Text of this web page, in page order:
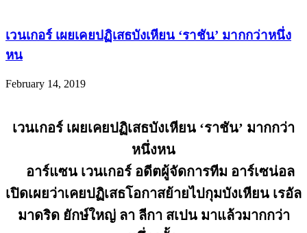
เวนเกอร์ เผยเคยปฏิเสธบังเหียน ‘ราชัน’ มากกว่าหนึ่ง
หน
February 14, 2019
เวนเกอร์ เผยเคยปฏิเสธบังเหียน ‘ราชัน’ มากกว่า
หนึ่งหน
อาร์แซน เวนเกอร์ อดีตผู้จัดการทีม อาร์เซน่อล
เปิดเผยว่าเคยปฏิเสธโอกาสย้ายไปกุมบังเหียน เรอัล
มาดริด ยักษ์ใหญ่ ลา ลีกา สเปน มาแล้วมากกว่า